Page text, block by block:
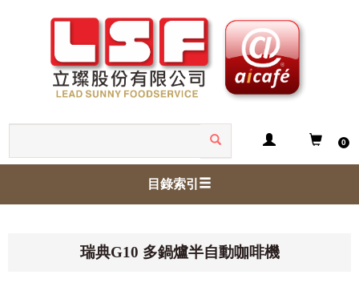
0
目錄索引
瑞典G10 多鍋爐半自動咖啡機